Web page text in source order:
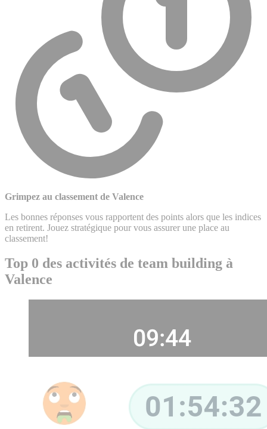
Grimpez au classement de Valence
Les bonnes réponses vous rapportent des points alors que les indices
en retirent. Jouez stratégique pour vous assurer une place au
classement!
Top 0 des activités de team building à
Valence